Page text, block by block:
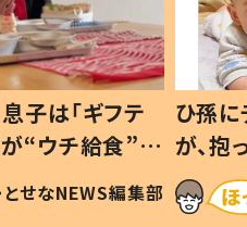
子は「ギフテ
“ウチ給食”を
は #令和の親
とせなNEWS編集部
ひ孫
が、
「涙が
い」